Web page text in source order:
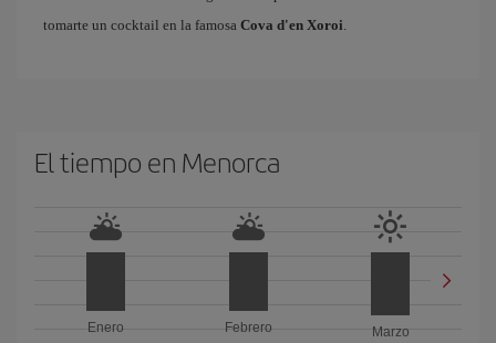
tomarte un cocktail en la famosa Cova d'en Xoroi.
El tiempo en Menorca
Enero
Febrero
Marzo